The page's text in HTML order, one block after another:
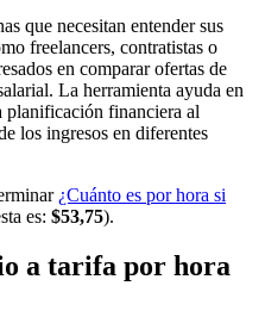
que necesitan entender sus
freelancers, contratistas o
en comparar ofertas de
La herramienta ayuda en
planificación financiera al
los ingresos en diferentes
¿Cuánto es por hora si
es: $53,75).
a tarifa por hora